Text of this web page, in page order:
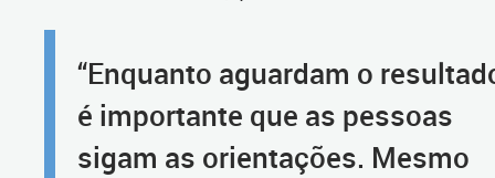
“Enquanto aguardam o
é importante que as pessoas
sigam as orientações. Mesmo